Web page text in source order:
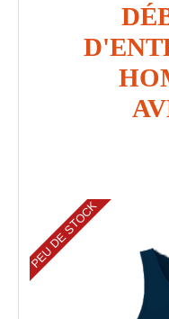
PEU DE STOCK